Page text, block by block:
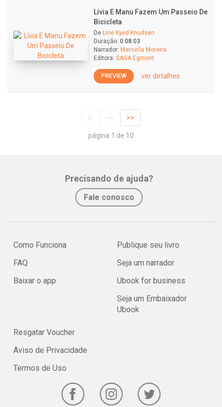
Lívia E Manu Fazem Um Passeio De
Bicicleta
De Line Kyed Knudsen
Duração: 0:08:03
Narrador: Marcella Moreira
Editora: SAGA Egmont
PREVIEW ver detalhes
|< << >>
página 1 de 10
Precisando de ajuda?
Fale conosco
Como Funciona
FAQ
Baixar o app
Publique seu livro
Seja um narrador
Ubook for business
Seja um Embaixador
Ubook
Resgatar Voucher
Aviso de Privacidade
Termos de Uso